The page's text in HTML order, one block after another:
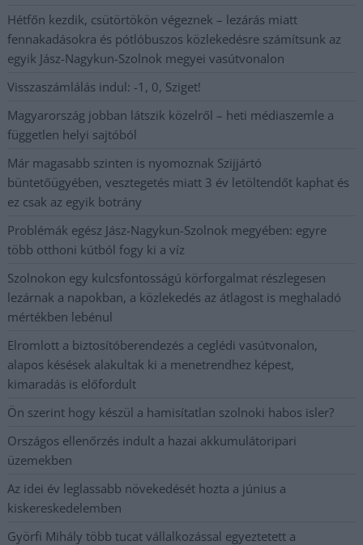
Hétfőn kezdik, csütörtökön végeznek – lezárás miatt
fennakadásokra és pótlóbuszos közlekedésre számítsunk az
egyik Jász-Nagykun-Szolnok megyei vasútvonalon
Visszaszámlálás indul: -1, 0, Sziget!
Magyarország jobban látszik közelről – heti médiaszemle a
független helyi sajtóból
Már magasabb szinten is nyomoznak Szijjártó
büntetőügyében, vesztegetés miatt 3 év letöltendőt kaphat és
ez csak az egyik botrány
Problémák egész Jász-Nagykun-Szolnok megyében: egyre
több otthoni kútból fogy ki a víz
Szolnokon egy kulcsfontosságú körforgalmat részlegesen
lezárnak a napokban, a közlekedés az átlagost is meghaladó
mértékben lebénul
Elromlott a biztosítóberendezés a ceglédi vasútvonalon,
alapos késések alakultak ki a menetrendhez képest,
kimaradás is előfordult
Ön szerint hogy készül a hamisítatlan szolnoki habos isler?
Országos ellenőrzés indult a hazai akkumulátoripari
üzemekben
Az idei év leglassabb növekedését hozta a június a
kiskereskedelemben
Györfi Mihály több tucat vállalkozással egyeztetett a